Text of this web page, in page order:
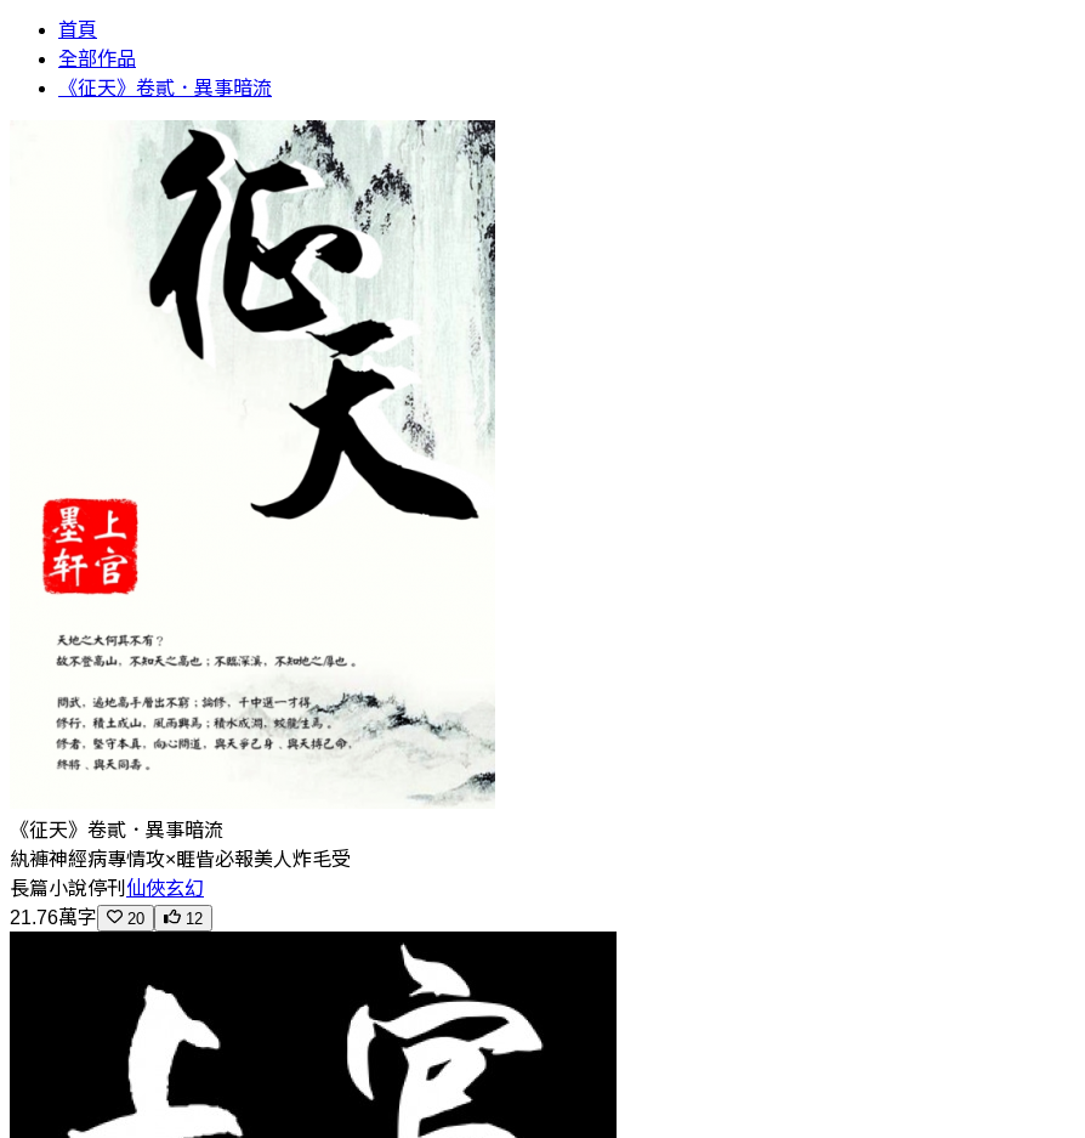
首頁
全部作品
《征天》卷貳．異事暗流
《征天》卷貳．異事暗流
紈褲神經病專情攻×睚眥必報美人炸毛受
長篇小說停刊 仙俠玄幻
21.76萬字
20 12